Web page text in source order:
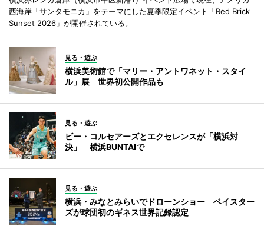
西海岸「サンタモニカ」をテーマにした夏季限定イベント「Red Brick
Sunset 2026」が開催されている。
見る・遊ぶ
横浜美術館で「マリー・アントワネット・スタイ
ル」展 世界初公開作品も
見る・遊ぶ
ビー・コルセアーズとエクセレンスが「横浜対
決」 横浜BUNTAIで
見る・遊ぶ
横浜・みなとみらいでドローンショー ベイスター
ズが球団初のギネス世界記録認定